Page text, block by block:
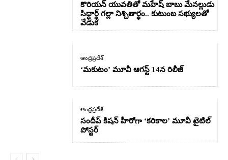
కొరియన్ యువతితో మహేష్ బాబు మేనల్లుడు
సిద్ధార్థ్ గల్లా నిశ్చితార్థం.. కుటుంబ సభ్యులతో
వేడుక
ఆంధ్రప్రదేశ్
‘మకుటం’ మూవీ ఆగస్ట్ 14న రిలీజ్
ఆంధ్రప్రదేశ్
సందీప్ కిషన్ హీరోగా ‘కరికాల’ మూవీ టైటిల్
పోస్టర్